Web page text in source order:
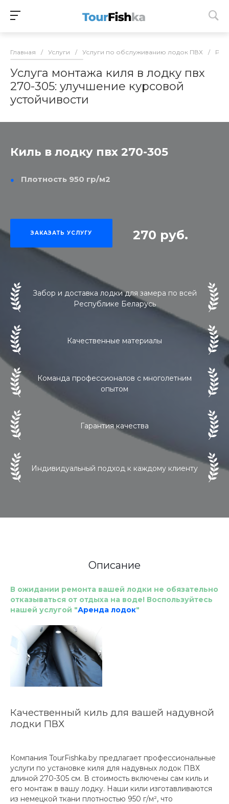
Главная / Услуги / Услуги по обслуживанию лодок ПВХ /
Услуга монтажа киля в лодку пвх
270-305: улучшение курсовой
устойчивости
Киль в лодку пвх 270-305
Плотность 950 гр/м2
ЗАКАЗАТЬ УСЛУГУ 270 руб.
Забор и доставка лодки для замера по всей
Республике Беларусь
Качественные материалы
Команда профессионалов с многолетним
опытом
Гарантия качества
Индивидуальный подход к каждому клиенту
Описание
В ожидании ремонта вашей лодки не обязательно
отказываться от отдыха на воде! Воспользуйтесь
нашей услугой "Аренда лодок"
Качественный киль для вашей надувной
лодки ПВХ
Компания TourFishka.by предлагает профессиональные
услуги по установке киля для надувных лодок ПВХ
длиной 270-305 см. В стоимость включены сам киль и
его монтаж в вашу лодку. Наши кили изготавливаются
из немецкой ткани плотностью 950 г/м², что